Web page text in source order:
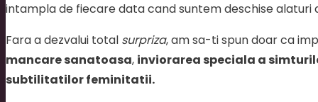
intampla de fiecare data cand suntem deschise alaturi
Fara a dezvalui total surpriza, am sa-ti spun doar ca
mancare sanatoasa, inviorarea speciala a
subtilitatilor feminitatii.